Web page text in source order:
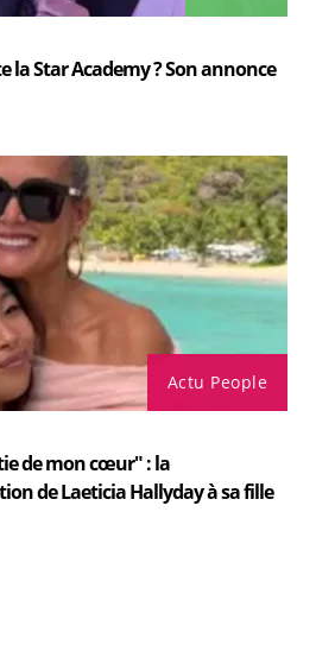
la Star Academy ? Son annonce
Actu People
de mon cœur" : la
de Laeticia Hallyday à sa fille